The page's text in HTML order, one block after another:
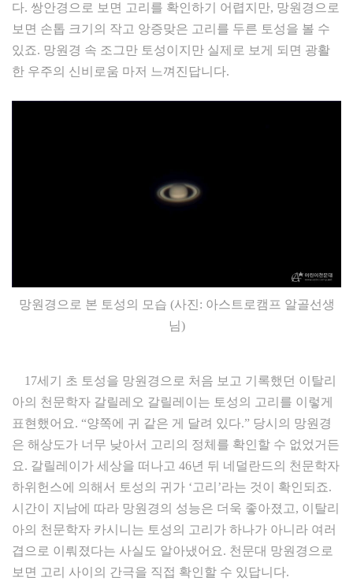
다. 쌍안경으로 보면 고리를 확인하기 어렵지만, 망원경으로
보면 손톱 크기의 작고 앙증맞은 고리를 두른 토성을 볼 수
있죠. 망원경 속 조그만 토성이지만 실제로 보게 되면 광활
한 우주의 신비로움 마저 느껴진답니다.
망원경으로 본 토성의 모습 (사진: 아스트로캠프 알골선생
님)
17세기 초 토성을 망원경으로 처음 보고 기록했던 이탈리
아의 천문학자 갈릴레오 갈릴레이는 토성의 고리를 이렇게
표현했어요. “양쪽에 귀 같은 게 달려 있다.” 당시의 망원경
은 해상도가 너무 낮아서 고리의 정체를 확인할 수 없었거든
요. 갈릴레이가 세상을 떠나고 46년 뒤 네덜란드의 천문학자
하위헌스에 의해서 토성의 귀가 ‘고리’라는 것이 확인되죠.
시간이 지남에 따라 망원경의 성능은 더욱 좋아졌고, 이탈리
아의 천문학자 카시니는 토성의 고리가 하나가 아니라 여러
겹으로 이뤄졌다는 사실도 알아냈어요. 천문대 망원경으로
보면 고리 사이의 간극을 직접 확인할 수 있답니다.